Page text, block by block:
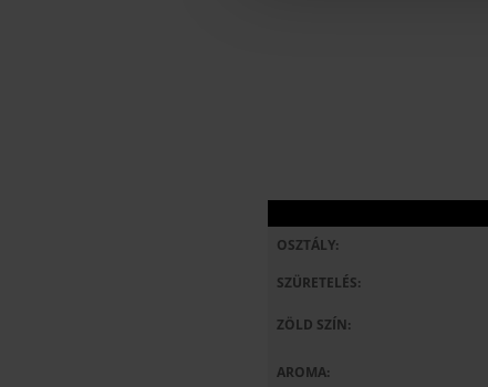
OSZTÁLY:
SZÜRETELÉS:
ZÖLD SZÍN:
AROMA: